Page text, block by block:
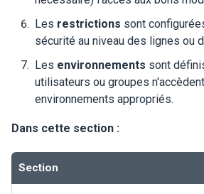
Les restrictions sont
sécurité au niveau des lignes ou
Les environnements sont
utilisateurs ou groupes
environnements appropriés.
Dans cette section :
Section